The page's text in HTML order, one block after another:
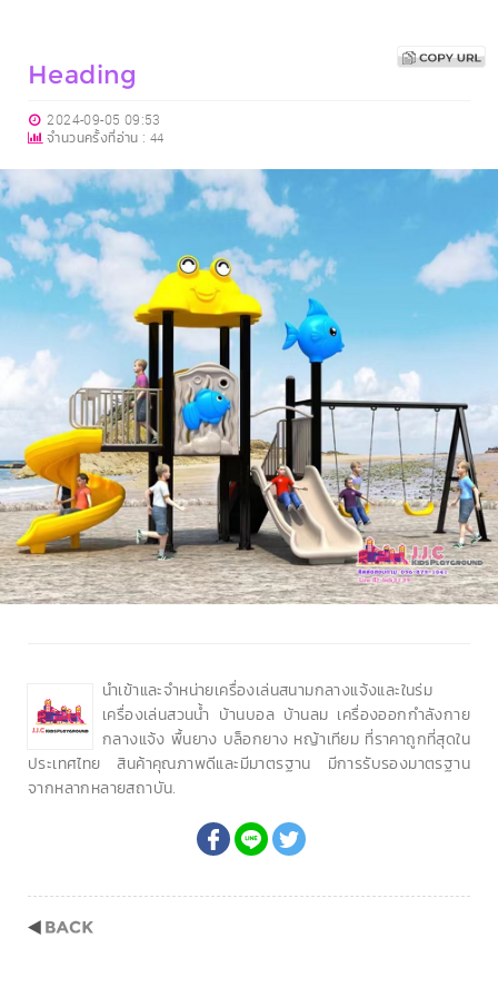
Heading
2024-09-05 09:53
จำนวนครั้งที่อ่าน : 44
นำเข้าและจำหน่ายเครื่องเล่นสนามกลางแจ้งและในร่ม
เครื่องเล่นสวนน้ำ บ้านบอล บ้านลม เครื่องออกกำลังกาย
กลางแจ้ง พื้นยาง บล็อกยาง หญ้าเทียม ที่ราคาถูกที่สุดใน
ประเทศไทย สินค้าคุณภาพดีและมีมาตรฐาน มีการรับรองมาตรฐาน
จากหลากหลายสถาบัน.